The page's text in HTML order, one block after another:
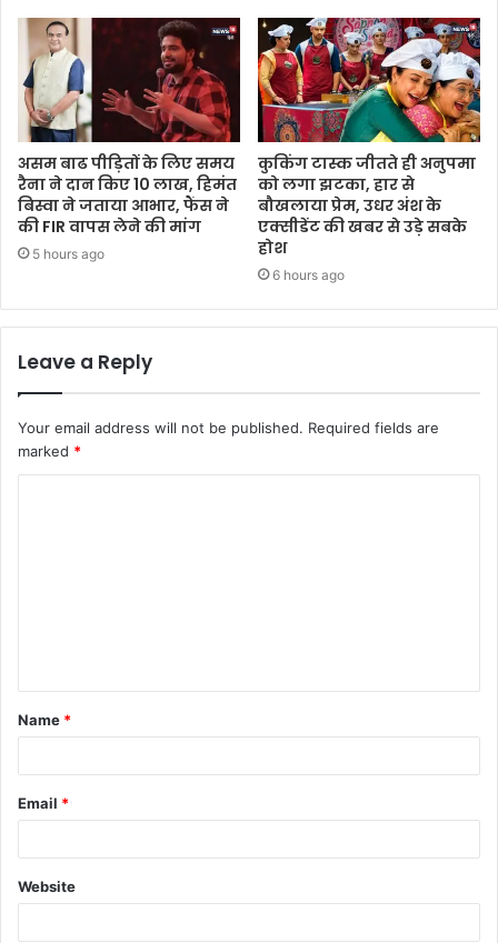
असम बाढ पीड़ितों के लिए समय
रैना ने दान किए 10 लाख, हिमंत
बिस्वा ने जताया आभार, फैंस ने
की FIR वापस लेने की मांग
5 hours ago
कुकिंग टास्क जीतते ही अनुपमा
को लगा झटका, हार से
बौखलाया प्रेम, उधर अंश के
एक्सीडेंट की खबर से उड़े सबके
होश
6 hours ago
Leave a Reply
Your email address will not be published. Required fields are
marked *
Name *
Email *
Website